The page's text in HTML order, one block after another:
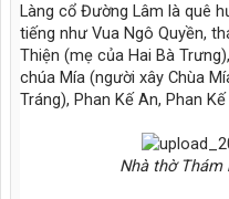
Làng cổ Đường Lâm là quê
tiếng như Vua Ngô Quyền,
Thiện (mẹ của Hai Bà
chúa Mía (người xây Chùa
Tráng), Phan Kế An, Phan
Nhà thờ Thám